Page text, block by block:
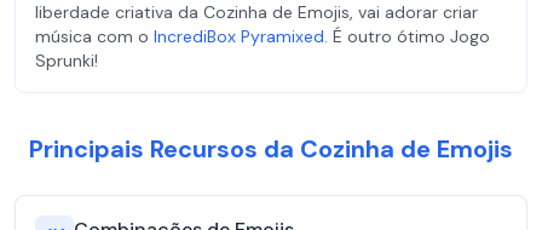
liberdade criativa da Cozinha de Emojis, vai adorar criar
música com o IncrediBox Pyramixed. É outro ótimo Jogo
Sprunki!
Principais Recursos da Cozinha de Emojis